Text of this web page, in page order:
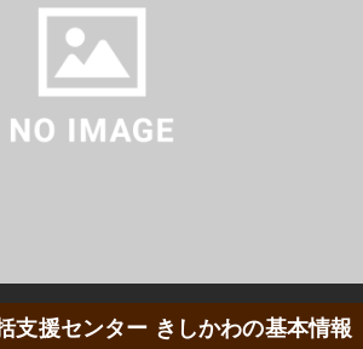
支援センター きしかわの基本情報